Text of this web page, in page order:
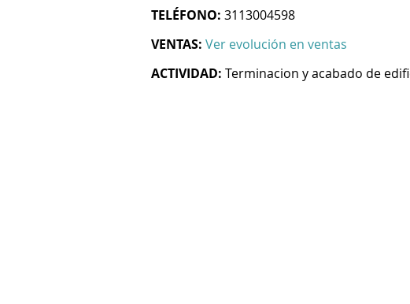
TELÉFONO: 3113004598
VENTAS: Ver evolución en ventas
ACTIVIDAD: Terminacion y acabado de